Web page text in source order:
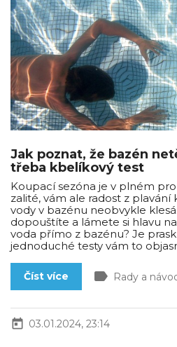
Jak poznat, že bazén
třeba kbelíkový test
Koupací sezóna je v plném
zalité, vám ale radost z plavání
vody v bazénu neobvykle
dopouštíte a lámete si hlavu
voda přímo z bazénu? Je
jednoduché testy vám to
Číst více label Rady a
today 03.01.2024, 23:14